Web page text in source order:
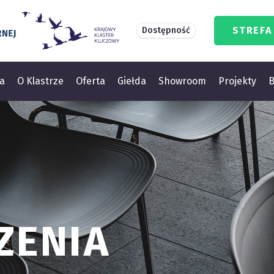
Dostępność
O Klastrze Oferta Giełda Showroom Projekty